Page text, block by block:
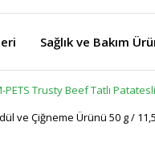
Sağlık ve Bakım
PETS Trusty Beef Tatlı